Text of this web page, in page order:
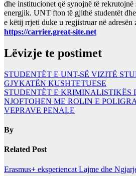
dhe institucionet që synojnë të
energjik. UNT fton të gjithë studentët
e këtij rrjeti duke u regjistruar në adresën
https://carrier.great-site.net
Lëvizje te postimet
STUDENTËT E UNT-SË VIZITË
GJYKATËN KUSHTETUESE
STUDENTËT E KRIMINALISTIKËS
NJOFTOHEN ME ROLIN E
VEPRAVE PENALE
By
Related Post
Erasmus+ eksperiencat Lajme dhe